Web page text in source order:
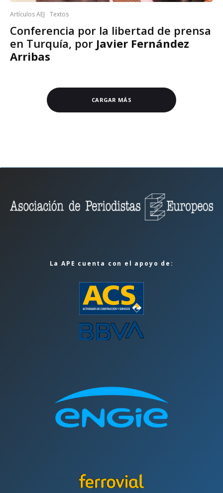
Artículos AEJ Textos
Conferencia por la libertad de prensa
en Turquía, por Javier Fernández
Arribas
CARGAR MÁS
La APE cuenta con el apoyo de: